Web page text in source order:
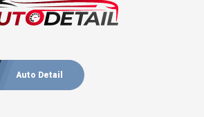
Auto Detail